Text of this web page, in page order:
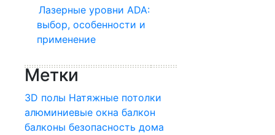
Лазерные уровни ADA:
выбор, особенности и
применение
Метки
3D полы Натяжные потолки
алюминиевые окна балкон
балконы безопасность дома